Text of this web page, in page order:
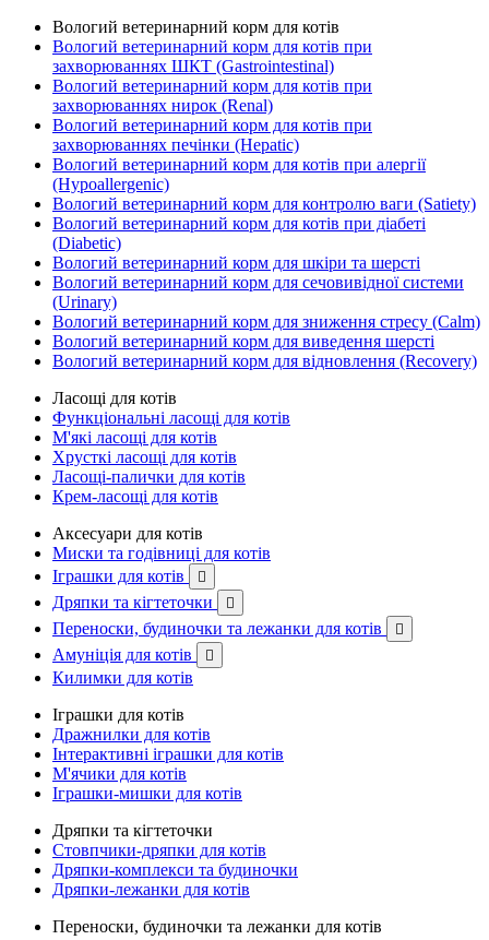
Вологий ветеринарний корм для котів
Вологий ветеринарний корм для котів при
захворюваннях ШКТ (Gastrointestinal)
Вологий ветеринарний корм для котів при
захворюваннях нирок (Renal)
Вологий ветеринарний корм для котів при
захворюваннях печінки (Hepatic)
Вологий ветеринарний корм для котів при алергії
(Hypoallergenic)
Вологий ветеринарний корм для контролю ваги (Satiety)
Вологий ветеринарний корм для котів при діабеті
(Diabetic)
Вологий ветеринарний корм для шкіри та шерсті
Вологий ветеринарний корм для сечовивідної системи
(Urinary)
Вологий ветеринарний корм для зниження стресу (Calm)
Вологий ветеринарний корм для виведення шерсті
Вологий ветеринарний корм для відновлення (Recovery)
Ласощі для котів
Функціональні ласощі для котів
М'які ласощі для котів
Хрусткі ласощі для котів
Ласощі-палички для котів
Крем-ласощі для котів
Аксесуари для котів
Миски та годівниці для котів
Іграшки для котів

Дряпки та кігтеточки 
Переноски, будиночки та лежанки для котів 
Амуніція для котів 
Килимки для котів
Іграшки для котів
Дражнилки для котів
Інтерактивні іграшки для котів
М'ячики для котів
Іграшки-мишки для котів
Дряпки та кігтеточки
Стовпчики-дряпки для котів
Дряпки-комплекси та будиночки
Дряпки-лежанки для котів
Переноски, будиночки та лежанки для котів